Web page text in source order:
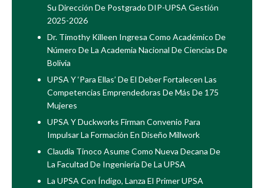
Su Dirección De Postgrado DIP-UPSA Gestión
2025-2026
Dr. Timothy Killeen Ingresa Como Académico De
Número De La Academia Nacional De Ciencias De
Bolivia
UPSA Y ‘Para Ellas’ De El Deber Fortalecen Las
Competencias Emprendedoras De Más De 175
Mujeres
UPSA Y Duckworks Firman Convenio Para
Impulsar La Formación En Diseño Millwork
Claudia Tinoco Asume Como Nueva Decana De
La Facultad De Ingeniería De La UPSA
La UPSA Con Índigo, Lanza El Primer UPSA